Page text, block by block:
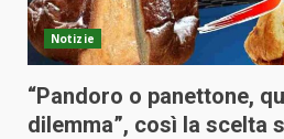
Notizie
“Pandoro o panettone,
dilemma”, così la scelta